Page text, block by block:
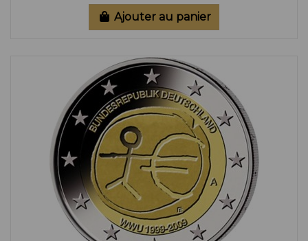
Ajouter au panier